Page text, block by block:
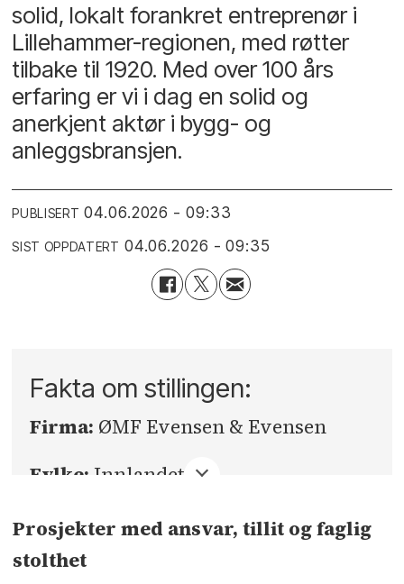
solid, lokalt forankret entreprenør i
Lillehammer-regionen, med røtter
tilbake til 1920. Med over 100 års
erfaring er vi i dag en solid og
anerkjent aktør i bygg- og
anleggsbransjen.
PUBLISERT 04.06.2026 - 09:33
SIST OPPDATERT 04.06.2026 - 09:35
Fakta om stillingen:
Firma: ØMF Evensen & Evensen
Fylke: Innlandet
Sted:Lillehammer
Søknadsfrist:
Prosjekter med ansvar, tillit og faglig
stolthet